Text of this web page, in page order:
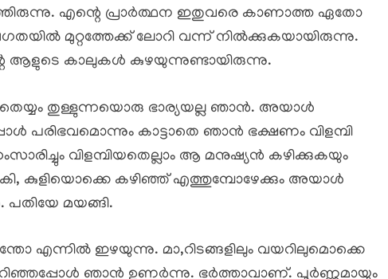
എന്റെ പ്രാർത്ഥന ഇതുവരെ കാണാത്ത ഏതോ
മുറ്റത്തേക്ക് ലോറി വന്ന് നിൽക്കുകയായിരുന്നു.
ആളുടെ കാലുകൾ കുഴയുന്നുണ്ടായിരുന്നു.
തെയ്യം തുള്ളുന്നയൊരു ഭാര്യയല്ല ഞാൻ. അയാൾ
പരിഭവമൊന്നും കാട്ടാതെ ഞാൻ ഭക്ഷണം വിളമ്പി
വിളമ്പിയതെല്ലാം ആ മനുഷ്യൻ കഴിക്കുകയും
കുളിയൊക്കെ കഴിഞ്ഞ് എത്തുമ്പോഴേക്കും അയാൾ
പതിയേ മയങ്ങി.
എന്നിൽ ഇഴയുന്നു. മാ,റിടങ്ങളിലും വയറിലുമൊക്കെ
ഞാൻ ഉണർന്നു. ഭർത്താവാണ്. പൂർണ്ണമായും